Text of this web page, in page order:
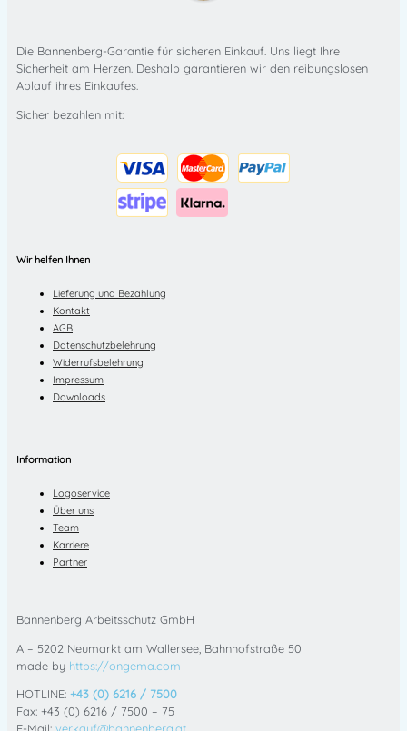
Die Bannenberg-Garantie für sicheren Einkauf. Uns liegt Ihre
Sicherheit am Herzen. Deshalb garantieren wir den reibungslosen
Ablauf ihres Einkaufes.
Sicher bezahlen mit:
Wir helfen Ihnen
Lieferung und Bezahlung
Kontakt
AGB
Datenschutzbelehrung
Widerrufsbelehrung
Impressum
Downloads
Information
Logoservice
Über uns
Team
Karriere
Partner
Bannenberg Arbeitsschutz GmbH
A – 5202 Neumarkt am Wallersee, Bahnhofstraße 50
made by https://ongema.com
HOTLINE: +43 (0) 6216 / 7500
Fax: +43 (0) 6216 / 7500 – 75